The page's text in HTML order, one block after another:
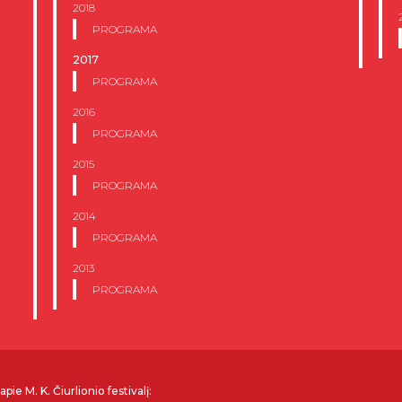
2018
PROGRAMA
2017
PROGRAMA
2016
PROGRAMA
2015
PROGRAMA
2014
PROGRAMA
2013
PROGRAMA
M. K. Čiurlionio festivalį: